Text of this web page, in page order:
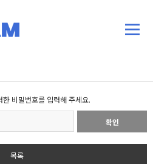
비밀번호를 입력해 주세요.
확인
목록